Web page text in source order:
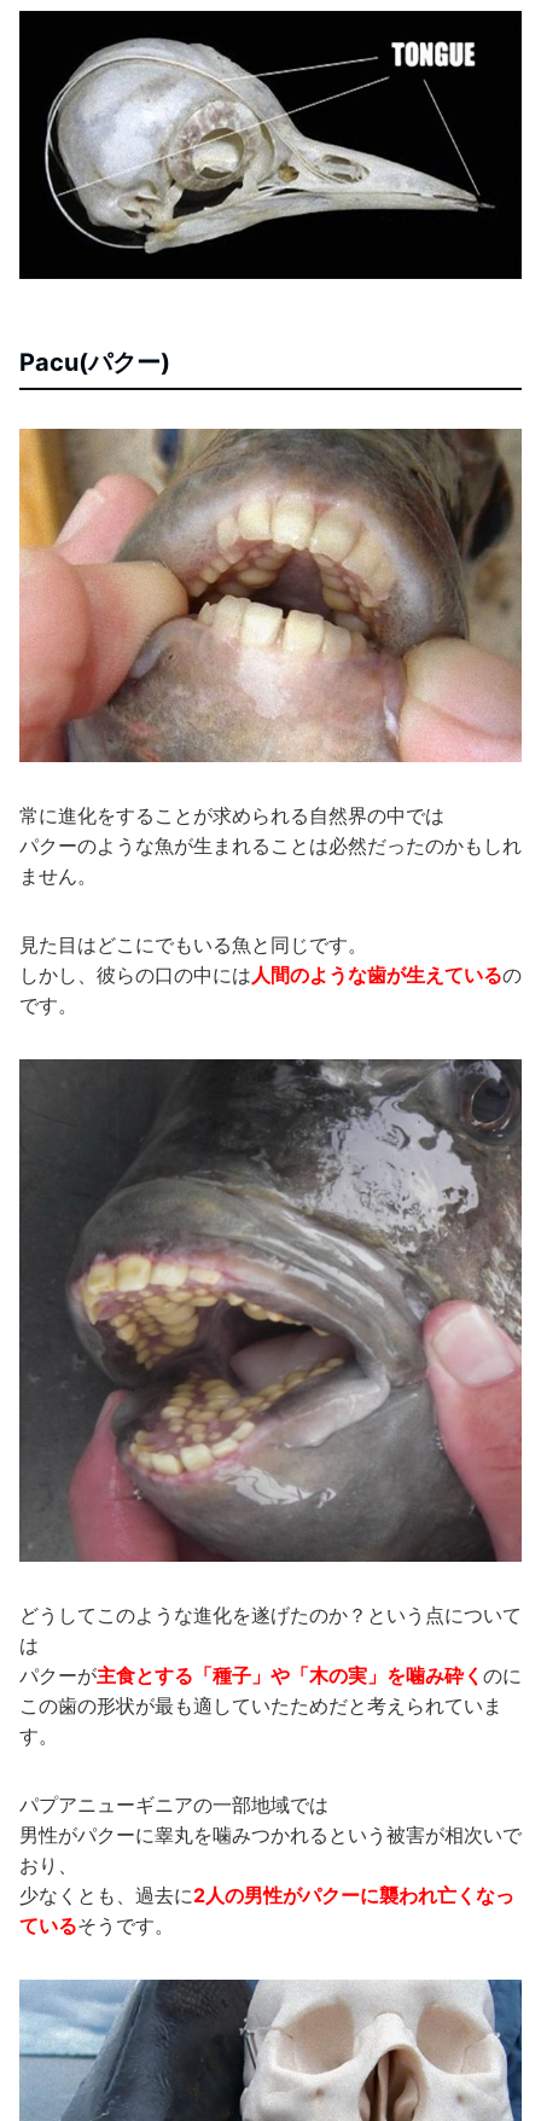
Pacu(パクー)
常に進化をすることが求められる自然界の中では
パクーのような魚が生まれることは必然だったのかもしれ
ません。
見た目はどこにでもいる魚と同じです。
しかし、彼らの口の中には人間のような歯が生えているの
です。
どうしてこのような進化を遂げたのか？という点について
は
パクーが主食とする「種子」や「木の実」を噛み砕く のに
この歯の形状が最も適していたためだと考えられていま
す。
パプアニューギニアの一部地域では
男性がパクーに睾丸を噛みつかれるという被害が相次いで
おり、
少なくとも、過去に2人の男性がパクーに襲われ亡くなっ
ているそうです。